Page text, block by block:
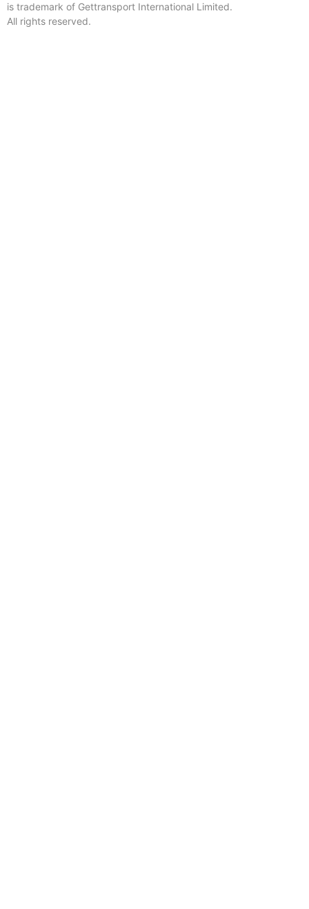
is trademark of Gettransport International Limited.
All rights reserved.